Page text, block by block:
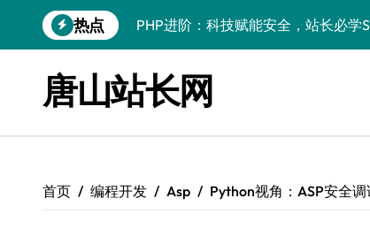
到
热点
PHP进阶：科技赋能安全，站长必学
PHP进阶：科技赋能，深度解码安全
云安全护航传媒数据新趋势
VR跨界融合新趋势：站长资源全攻略
唐山站长网
首页 编程开发 Asp Python视角：ASP安全